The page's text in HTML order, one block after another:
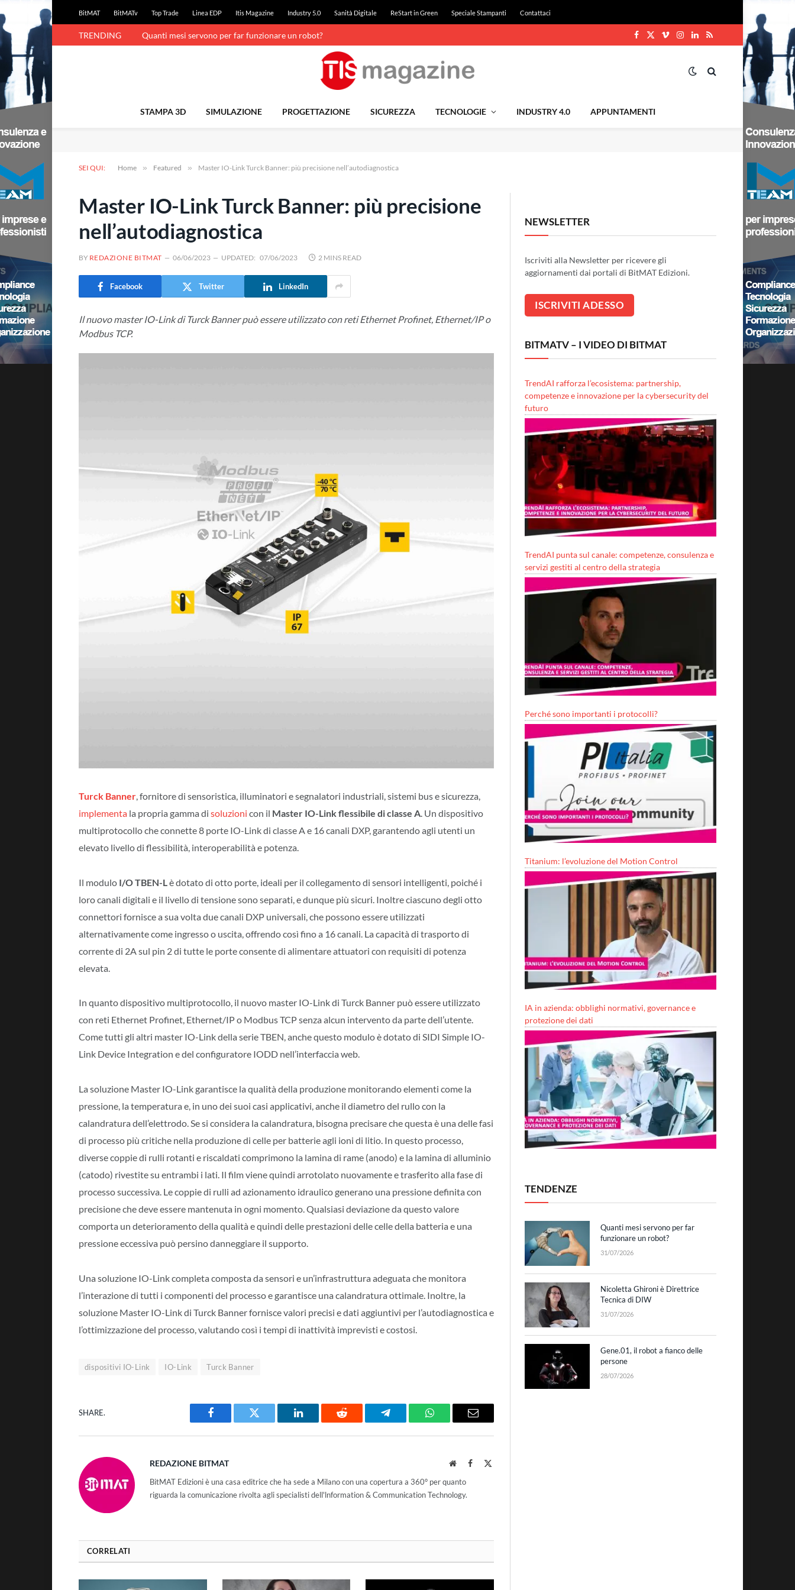
BitMAT BitMATv Top Trade Linea EDP Itis Magazine Industry 5.0 Sanità Digitale ReStart in Green Speciale Stampanti Contattaci
TRENDING Quanti mesi servono per far funzionare un robot?
Facebook
X
VimeoInstagram
LinkedIn
RSS
STAMPA 3D SIMULAZIONE PROGETTAZIONE SICUREZZA TECNOLOGIE INDUSTRY 4.0 APPUNTAMENTI
SEI QUI: Home » Featured » Master IO-Link Turck Banner: più precisione nell’autodiagnostica
Master IO-Link Turck Banner: più precisione
nell’autodiagnostica
BY REDAZIONE BITMAT 06/06/2023 UPDATED: 07/06/2023 2 MINS READ
Facebook Twitter LinkedIn
Il nuovo master IO-Link di Turck Banner può essere utilizzato con reti Ethernet Profinet, Ethernet/IP o
Modbus TCP.
Turck Banner, fornitore di sensoristica, illuminatori e segnalatori industriali, sistemi bus e sicurezza,
implementa la propria gamma di soluzioni con il Master IO-Link flessibile di classe A. Un dispositivo
multiprotocollo che connette 8 porte IO-Link di classe A e 16 canali DXP, garantendo agli utenti un
elevato livello di flessibilità, interoperabilità e potenza.
Il modulo I/O TBEN-L è dotato di otto porte, ideali per il collegamento di sensori intelligenti, poiché i
loro canali digitali e il livello di tensione sono separati, e dunque più sicuri. Inoltre ciascuno degli otto
connettori fornisce a sua volta due canali DXP universali, che possono essere utilizzati
alternativamente come ingresso o uscita, offrendo così fino a 16 canali. La capacità di trasporto di
corrente di 2A sul pin 2 di tutte le porte consente di alimentare attuatori con requisiti di potenza
elevata.
In quanto dispositivo multiprotocollo, il nuovo master IO-Link di Turck Banner può essere utilizzato
con reti Ethernet Profinet, Ethernet/IP o Modbus TCP senza alcun intervento da parte dell’utente.
Come tutti gli altri master IO-Link della serie TBEN, anche questo modulo è dotato di SIDI Simple IO-
Link Device Integration e del configuratore IODD nell’interfaccia web.
La soluzione Master IO-Link garantisce la qualità della produzione monitorando elementi come la
pressione, la temperatura e, in uno dei suoi casi applicativi, anche il diametro del rullo con la
calandratura dell’elettrodo. Se si considera la calandratura, bisogna precisare che questa è una delle fasi
di processo più critiche nella produzione di celle per batterie agli ioni di litio. In questo processo,
diverse coppie di rulli rotanti e riscaldati comprimono la lamina di rame (anodo) e la lamina di alluminio
(catodo) rivestite su entrambi i lati. Il film viene quindi arrotolato nuovamente e trasferito alla fase di
processo successiva. Le coppie di rulli ad azionamento idraulico generano una pressione definita con
precisione che deve essere mantenuta in ogni momento. Qualsiasi deviazione da questo valore
comporta un deterioramento della qualità e quindi delle prestazioni delle celle della batteria e una
pressione eccessiva può persino danneggiare il supporto.
Una soluzione IO-Link completa composta da sensori e un’infrastruttura adeguata che monitora
l’interazione di tutti i componenti del processo e garantisce una calandratura ottimale. Inoltre, la
soluzione Master IO-Link di Turck Banner fornisce valori precisi e dati aggiuntivi per l’autodiagnostica e
l’ottimizzazione del processo, valutando così i tempi di inattività imprevisti e costosi.
dispositivi IO-Link IO-Link Turck Banner
SHARE.
Facebook Twitter LinkedIn Reddit Telegram WhatsAppEmail
REDAZIONE BITMAT WebsiteFacebook
BitMAT Edizioni è una casa editrice che ha sede a Milano con una copertura a 360° per quanto
riguarda la comunicazione rivolta agli specialisti dell'lnformation & Communication Technology.
CORRELATI
NEWSLETTER
Iscriviti alla Newsletter per ricevere gli
aggiornamenti dai portali di BitMAT Edizioni.
BITMATV – I VIDEO DI BITMAT
TrendAI rafforza l’ecosistema: partnership,
competenze e innovazione per la cybersecurity del
futuro
TrendAI punta sul canale: competenze, consulenza e
servizi gestiti al centro della strategia
Perché sono importanti i protocolli?
Titanium: l’evoluzione del Motion Control
IA in azienda: obblighi normativi, governance e
protezione dei dati
TENDENZE
Quanti mesi servono per far
funzionare un robot?
31/07/2026
Nicoletta Ghironi è Direttrice
Tecnica di DIW
31/07/2026
Gene.01, il robot a fianco delle
persone
28/07/2026